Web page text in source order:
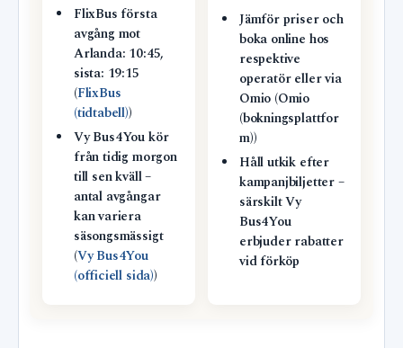
FlixBus första
avgång mot
Arlanda: 10:45,
sista: 19:15
(FlixBus
(tidtabell))
Vy Bus4You kör
från tidig morgon
till sen kväll –
antal avgångar
kan variera
säsongsmässigt
(Vy Bus4You
(officiell sida))
Jämför priser och
boka online hos
respektive
operatör eller via
Omio (Omio
(bokningsplattfor
m))
Håll utkik efter
kampanjbiljetter –
särskilt Vy
Bus4You
erbjuder rabatter
vid förköp